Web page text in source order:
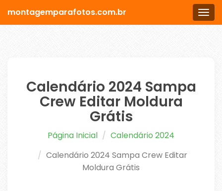
Menu
montagemparafotos.com.br
Calendário 2024 Sampa
Crew Editar Moldura
Grátis
Página Inicial
Calendário 2024
Calendário 2024 Sampa Crew Editar
Moldura Grátis